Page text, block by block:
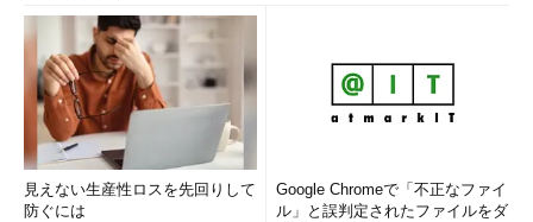
見えない生産性ロスを先回りして
防ぐには
Google Chromeで「不正なファイ
ル」と誤判定されたファイルをダ